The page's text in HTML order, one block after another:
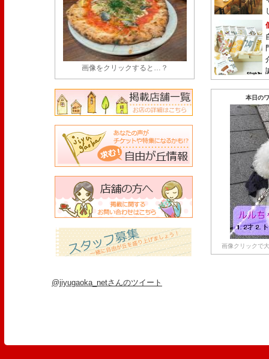
画像をクリックすると…？
本日の
画像クリックで
@jiyugaoka_netさんのツイート